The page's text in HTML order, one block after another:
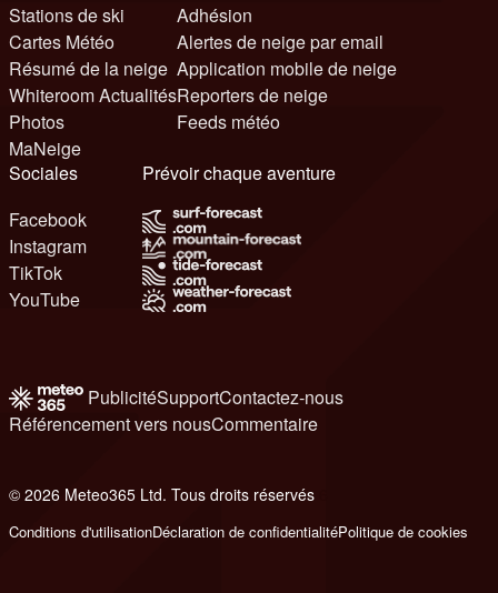
Stations de ski
Cartes Météo
Résumé de la neige
Whiteroom Actualités
Photos
MaNeige
Adhésion
Alertes de neige par email
Application mobile de neige
Reporters de neige
Feeds météo
Sociales
Facebook
Instagram
TikTok
YouTube
Prévoir chaque aventure
PublicitéSupportContactez-nous
Référencement vers nousCommentaire
© 2026 Meteo365 Ltd. Tous droits réservés
Conditions d'utilisationDéclaration de confidentialitéPolitique de cookies